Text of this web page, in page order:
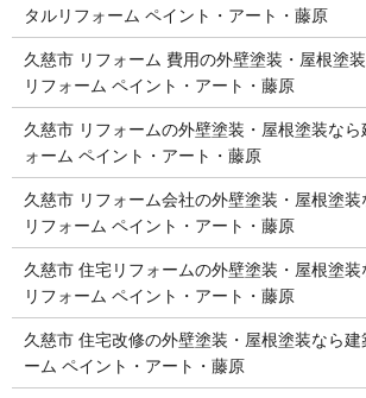
タルリフォーム ペイント・アート・藤原
久慈市 リフォーム 費用の外壁塗装・屋根塗
リフォーム ペイント・アート・藤原
久慈市 リフォームの外壁塗装・屋根塗装な
ォーム ペイント・アート・藤原
久慈市 リフォーム会社の外壁塗装・屋根塗
リフォーム ペイント・アート・藤原
久慈市 住宅リフォームの外壁塗装・屋根塗
リフォーム ペイント・アート・藤原
久慈市 住宅改修の外壁塗装・屋根塗装なら建
ーム ペイント・アート・藤原